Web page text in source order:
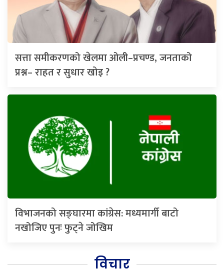
सत्ता समीकरणको खेलमा ओली–प्रचण्ड, जनताको
प्रश्न– राहत र सुधार खोइ ?
विभाजनको सङ्घारमा कांग्रेस: मध्यमार्गी बाटो
नखोजिए पुनः फुट्ने जोखिम
विचार